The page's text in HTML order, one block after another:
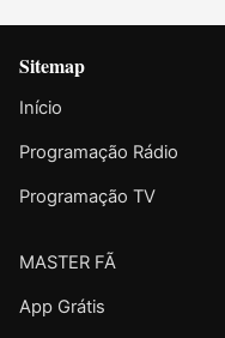
Sitemap
Início
Programação Rádio
Programação TV
MASTER FÃ
App Grátis